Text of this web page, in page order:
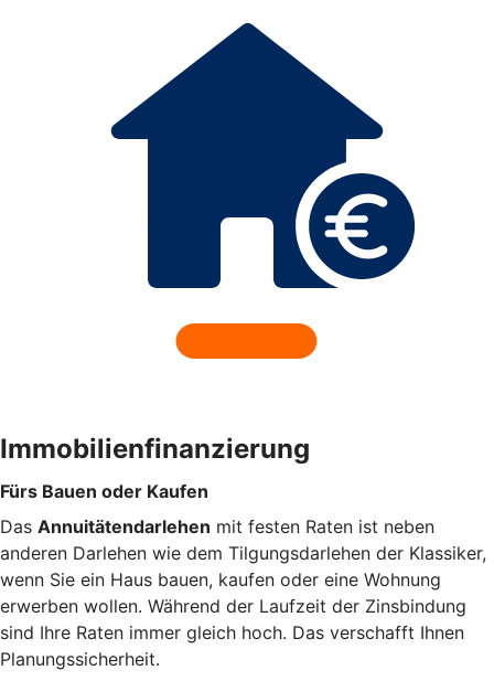
Immobilienfinanzierung
Fürs Bauen oder Kaufen
Das Annuitätendarlehen mit festen Raten ist neben
anderen Darlehen wie dem Tilgungsdarlehen der Klassiker,
wenn Sie ein Haus bauen, kaufen oder eine Wohnung
erwerben wollen. Während der Laufzeit der Zinsbindung
sind Ihre Raten immer gleich hoch. Das verschafft Ihnen
Planungssicherheit.